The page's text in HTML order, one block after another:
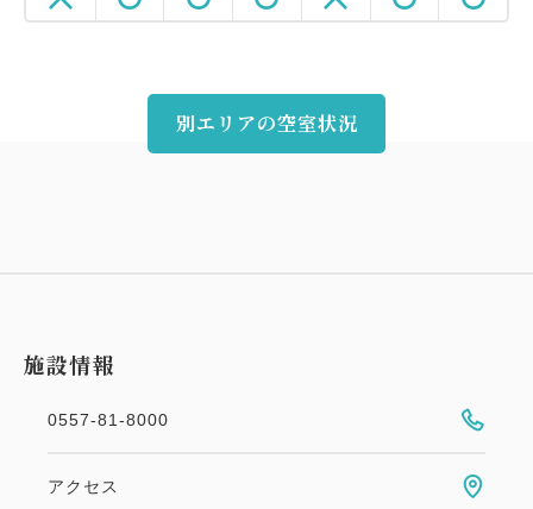
スタンダードプラン2食付き＜白波会席＞
別エリアの空室状況
施設情報
0557-81-8000
アクセス